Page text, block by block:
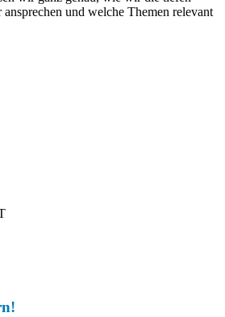
und welche Themen relevant